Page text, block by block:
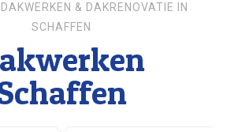
& DAKRENOVATIE IN
SCHAFFEN